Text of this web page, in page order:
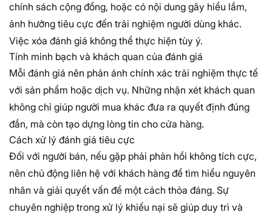
chính sách cộng đồng, hoặc có nội dung gây hiểu lầm,
ảnh hưởng tiêu cực đến trải nghiệm người dùng khác.
Việc xóa đánh giá không thể thực hiện tùy ý.
Tính minh bạch và khách quan của đánh giá
Mỗi đánh giá nên phản ánh chính xác trải nghiệm thực tế
với sản phẩm hoặc dịch vụ. Những nhận xét khách quan
không chỉ giúp người mua khác đưa ra quyết định đúng
đắn, mà còn tạo dựng lòng tin cho cửa hàng.
Cách xử lý đánh giá tiêu cực
Đối với người bán, nếu gặp phải phản hồi không tích cực,
nên chủ động liên hệ với khách hàng để tìm hiểu nguyên
nhân và giải quyết vấn đề một cách thỏa đáng. Sự
chuyên nghiệp trong xử lý khiếu nại sẽ giúp duy trì và